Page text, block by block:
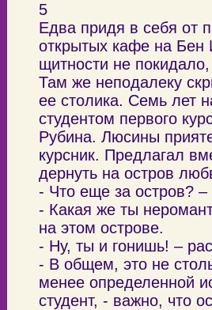
5
Едва придя в себя от
открытых кафе на Бен
щитности не
Там же неподалеку
ее столика. Семь лет
студентом первого
Рубина. Люсины
курсник. Предлагал
дернуть на остров
- Что еще за остров?
- Какая же ты
на этом острове.
- Ну, ты и гонишь! –
- В общем, это не
менее определенной
студент, - важно, что